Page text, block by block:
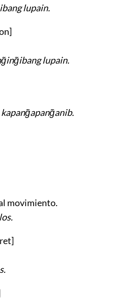
lupain.
lupain.
movimiento.